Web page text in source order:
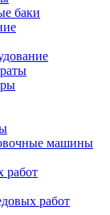
баки
машины
работ
работ